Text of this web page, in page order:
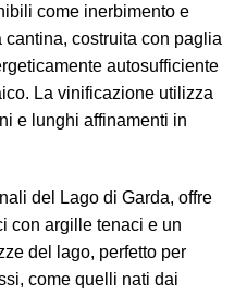
come inerbimento e
costruita con paglia
autosufficiente
La vinificazione utilizza
e lunghi affinamenti in
del Lago di Garda, offre
con argille tenaci e un
del lago, perfetto per
come quelli nati dai